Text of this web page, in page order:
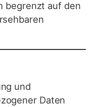
begrenzt auf den
und
Daten